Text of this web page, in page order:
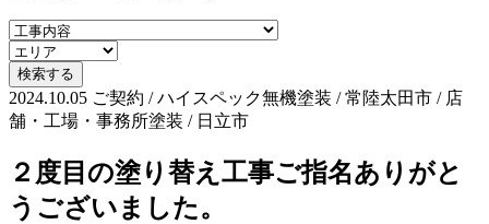
2024.10.05 ご契約 / ハイスペック無機塗装 / 常陸太田市 / 店
舗・工場・事務所塗装 / 日立市
２度目の塗り替え工事ご指名ありがと
うございました。